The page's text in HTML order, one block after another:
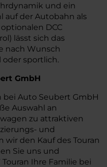
und ein
auf der Autobahn als
DCC
lässt sich das
nach Wunsch
oder sportlich.
GmbH
bei Auto Seubert GmbH
Auswahl an
zu attraktiven
und
den Kauf des Touran
Sie uns und
Ihre Familie bei